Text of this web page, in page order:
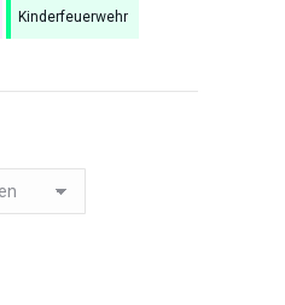
Kinderfeuerwehr